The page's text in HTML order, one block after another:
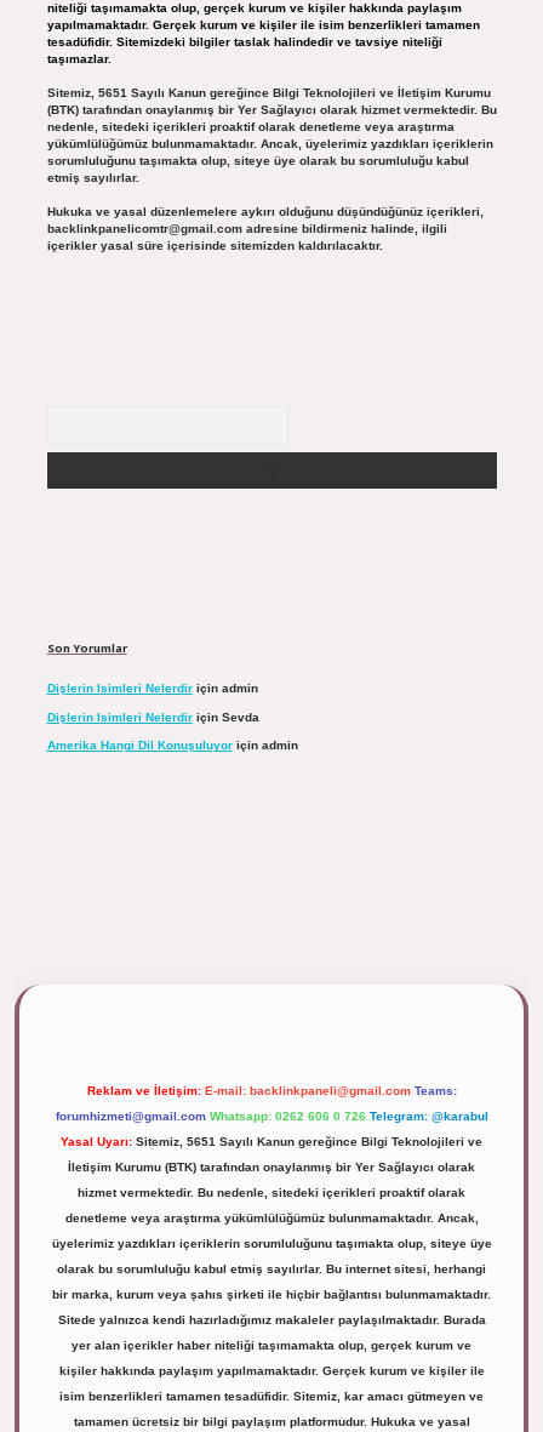
niteliği taşımamakta olup, gerçek kurum ve kişiler hakkında paylaşım
yapılmamaktadır. Gerçek kurum ve kişiler ile isim benzerlikleri tamamen
tesadüfidir. Sitemizdeki bilgiler taslak halindedir ve tavsiye niteliği
taşımazlar.
Sitemiz, 5651 Sayılı Kanun gereğince Bilgi Teknolojileri ve İletişim Kurumu
(BTK) tarafından onaylanmış bir Yer Sağlayıcı olarak hizmet vermektedir. Bu
nedenle, sitedeki içerikleri proaktif olarak denetleme veya araştırma
yükümlülüğümüz bulunmamaktadır. Ancak, üyelerimiz yazdıkları içeriklerin
sorumluluğunu taşımakta olup, siteye üye olarak bu sorumluluğu kabul
etmiş sayılırlar.
Hukuka ve yasal düzenlemelere aykırı olduğunu düşündüğünüz içerikleri,
backlinkpanelicomtr@gmail.comadresine bildirmeniz halinde, ilgili
içerikler yasal süre içerisinde sitemizden kaldırılacaktır.
Son Yorumlar
Dişlerin Isimleri Nelerdiriçin admin
Dişlerin Isimleri Nelerdiriçin Sevda
Amerika Hangi Dil Konuşuluyoriçin admin
Reklam ve İletişim: E-mail: backlinkpaneli@gmail.com Teams:
forumhizmeti@gmail.com Whatsapp: 0262 606 0 726 Telegram: @karabul
Yasal Uyarı: Sitemiz, 5651 Sayılı Kanun gereğince Bilgi Teknolojileri ve
İletişim Kurumu (BTK) tarafından onaylanmış bir Yer Sağlayıcı olarak
hizmet vermektedir. Bu nedenle, sitedeki içerikleri proaktif olarak
denetleme veya araştırma yükümlülüğümüz bulunmamaktadır. Ancak,
üyelerimiz yazdıkları içeriklerin sorumluluğunu taşımakta olup, siteye üye
olarak bu sorumluluğu kabul etmiş sayılırlar. Bu internet sitesi, herhangi
bir marka, kurum veya şahıs şirketi ile hiçbir bağlantısı bulunmamaktadır.
Sitede yalnızca kendi hazırladığımız makaleler paylaşılmaktadır. Burada
yer alan içerikler haber niteliği taşımamakta olup, gerçek kurum ve
kişiler hakkında paylaşım yapılmamaktadır. Gerçek kurum ve kişiler ile
isim benzerlikleri tamamen tesadüfidir. Sitemiz, kar amacı gütmeyen ve
tamamen ücretsiz bir bilgi paylaşım platformudur. Hukuka ve yasal